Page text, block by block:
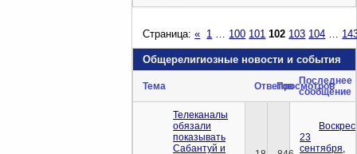
Общерелигиозные новости и события
Страница:« 1 100 101 102 103 104
Тема ОтветовПросмотров
Последнее
сообщение
Телеканалы
обязали
показывать
Сабантуй и
23
сентября,